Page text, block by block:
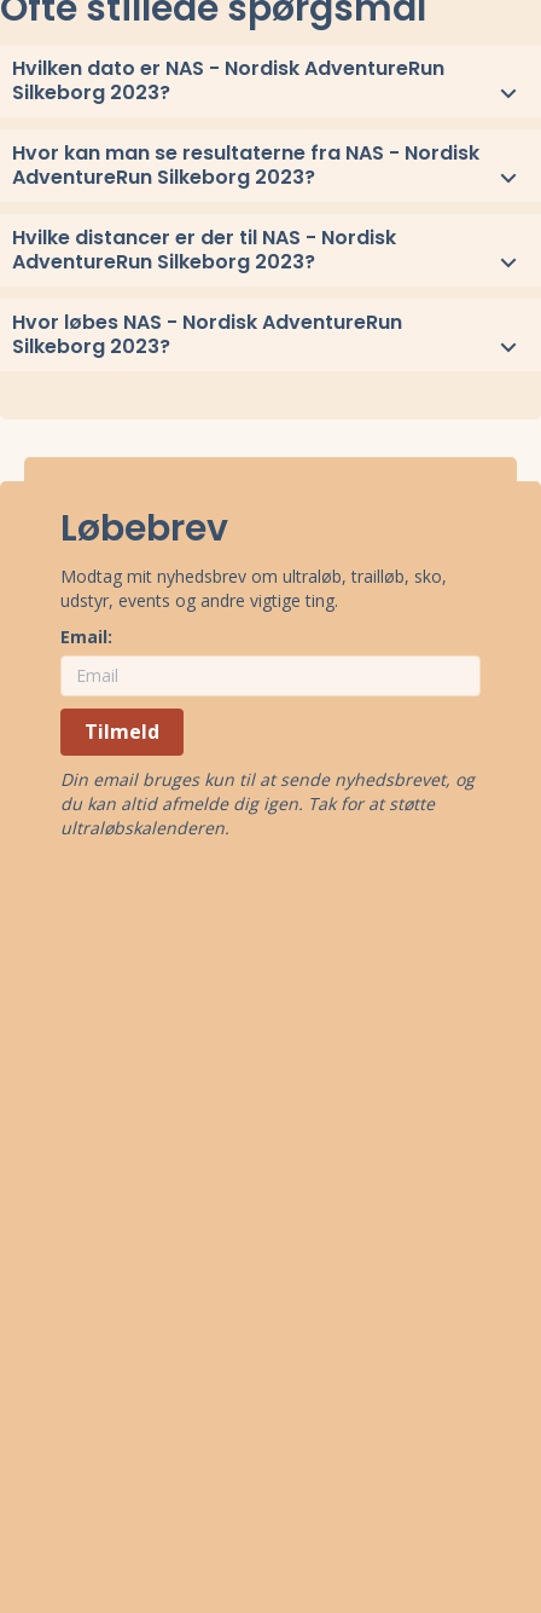
Hvilken dato er NAS - Nordisk AdventureRun
Silkeborg 2023?
NAS - Nordisk AdventureRun Silkeborg 2023 løbes lørdag 27. maj
2023.
Hvor kan man se resultaterne fra NAS - Nordisk
AdventureRun Silkeborg 2023?
Se link til resultaterne eller se alle vindere herover
Hvilke distancer er der til NAS - Nordisk
AdventureRun Silkeborg 2023?
Til NAS - Nordisk AdventureRun Silkeborg 2023 løbes distancerne
Trail 60 km, Trail 30 km, NAS 70 km, NAS 50 km, NAS 35 km, og
NAS 25 km
Hvor løbes NAS - Nordisk AdventureRun
Silkeborg 2023?
oppe under kort
Løbebrev
Modtag mit nyhedsbrev om ultraløb, trailløb, sko,
udstyr, events og andre vigtige ting.
Email:
Tilmeld
Din email bruges kun til at sende nyhedsbrevet, og
du kan altid afmelde dig igen. Tak for at støtte
ultraløbskalenderen.